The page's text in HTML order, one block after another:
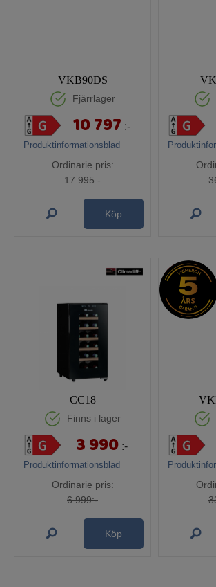
VKB90DS
Fjärrlager
Produktinformationsblad
10 797 :-
Ordinarie pris:
17 995:-
Köp
CC18
Finns i lager
Produktinformationsblad
3 990 :-
Ordinarie pris:
6 999:-
Köp